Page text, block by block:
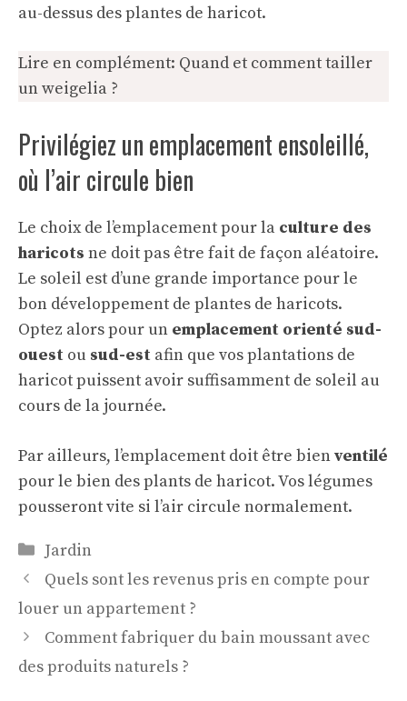
au-dessus des plantes de haricot.
Lire en complément: Quand et comment tailler
un weigelia ?
Privilégiez un emplacement ensoleillé,
où l’air circule bien
Le choix de l’emplacement pour la culture des
haricots ne doit pas être fait de façon aléatoire.
Le soleil est d’une grande importance pour le
bon développement de plantes de haricots.
Optez alors pour un emplacement orienté sud-
ouest ou sud-est afin que vos plantations de
haricot puissent avoir suffisamment de soleil au
cours de la journée.
Par ailleurs, l’emplacement doit être bienventilé
pour le bien des plants de haricot. Voslégumes
pousseront vite si l’air circule normalement.
Catégories
Jardin
Quels sont les revenus pris en compte pour
louer un appartement ?
Comment fabriquer du bain moussant avec
des produits naturels ?